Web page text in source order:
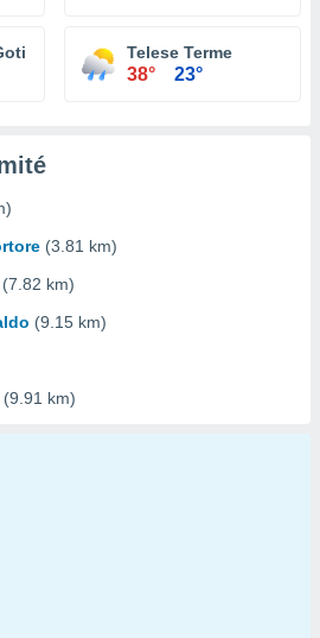
Telese Terme
38° 23°
(3.81 km)
(7.82 km)
(9.15 km)
(9.91 km)